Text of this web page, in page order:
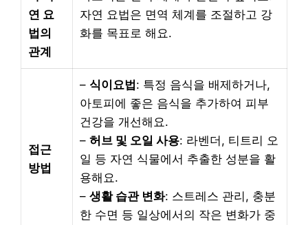
연 요
법의
관계
자연 요법은 면역 체계를 조절하고 강
화를 목표로 해요.
접근
방법
– 식이요법: 특정 음식을 배제하거나,
아토피에 좋은 음식을 추가하여 피부
건강을 개선해요.
– 허브 및 오일 사용: 라벤더, 티트리 오
일 등 자연 식물에서 추출한 성분을 활
용해요.
– 생활 습관 변화: 스트레스 관리, 충분
한 수면 등 일상에서의 작은 변화가 중